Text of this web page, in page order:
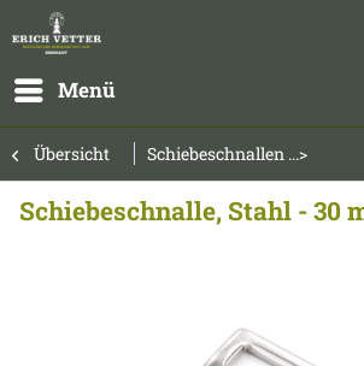
Menü
Übersicht Schiebeschnallen ...>
Schiebeschnalle, Stahl - 30